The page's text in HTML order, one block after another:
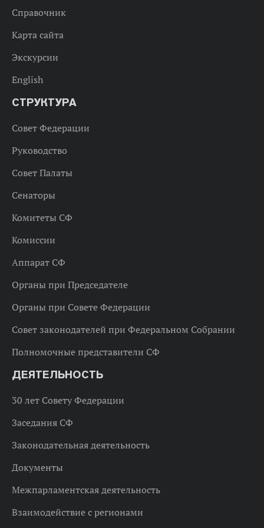
Справочник
Карта сайта
Экскурсии
English
СТРУКТУРА
Совет Федерации
Руководство
Совет Палаты
Сенаторы
Комитеты СФ
Комиссии
Аппарат СФ
Органы при Председателе
Органы при Совете Федерации
Совет законодателей при Федеральном Собрании
Полномочные представители СФ
ДЕЯТЕЛЬНОСТЬ
30 лет Совету Федерации
Заседания СФ
Законодательная деятельность
Документы
Межпарламентская деятельность
Взаимодействие с регионами